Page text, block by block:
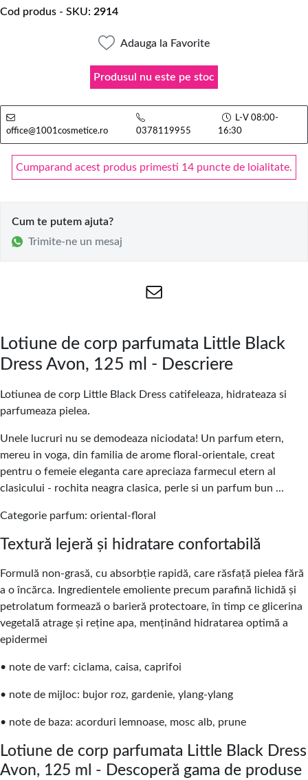
Cod produs - SKU 2914
Adauga la Favorite
Produsul nu este pe stoc
office@1001cosmetice.ro 0378119955
L-V 08:00-
16:30
Cumparand acest produs primesti 14 puncte de loialitate.
Cum te putem ajuta?
Trimite-ne un mesaj
Lotiune de corp parfumata Little Black
Dress Avon, 125 ml - Descriere
Lotiunea de corp Little Black Dress catifeleaza, hidrateaza si
parfumeaza pielea.
Unele lucruri nu se demodeaza niciodata! Un parfum etern,
mereu in voga, din familia de arome floral-orientale, creat
pentru o femeie eleganta care apreciaza farmecul etern al
clasicului - rochita neagra clasica, perle si un parfum bun ...
Categorie parfum: oriental-floral
Textură lejeră și hidratare confortabilă
Formulă non-grasă, cu absorbție rapidă, care răsfață pielea fără
a o încărca. Ingredientele emoliente precum parafină lichidă și
petrolatum formează o barieră protectoare, în timp ce glicerina
vegetală atrage și reține apa, menținând hidratarea optimă a
epidermei
• note de varf: ciclama, caisa, caprifoi
• note de mijloc: bujor roz, gardenie, ylang-ylang
• note de baza: acorduri lemnoase, mosc alb, prune
Lotiune de corp parfumata Little Black Dress
Avon, 125 ml - Descoperă gama de produse